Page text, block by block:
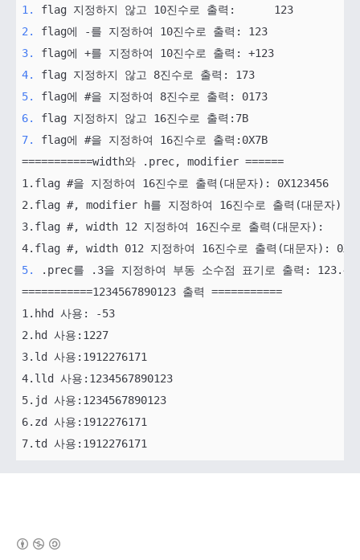
1.
2.
3.
4.
5.
6.
7.
flag에 #을 지정하여 16진수로 출력:0X7B
===========width와 .prec, modifier ======
1.flag #을 지정하여 16진수로 출력(대문자): 0X123456
2.flag #, modifier h를 지정하여 16진수로 출력(대문자):
3.flag #, width 12 지정하여 16진수로 출력(대문자):
5.
.prec를 .3을 지정하여 부동 소수점 표기로 출력:
===========1234567890123 출력 ===========
1.hhd 사용: -53
2.hd 사용:1227
3.ld 사용:1912276171
4.lld 사용:1234567890123
5.jd 사용:1234567890123
6.zd 사용:1912276171
7.td 사용:1912276171